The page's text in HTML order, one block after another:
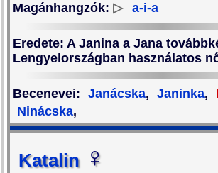
Magánhangzók: ▷ a-i-a
Eredete: A Janina a Jana
Lengyelországban használatos
Becenevei: Janácska, Janinka,
Ninácska,
Katalin ♀